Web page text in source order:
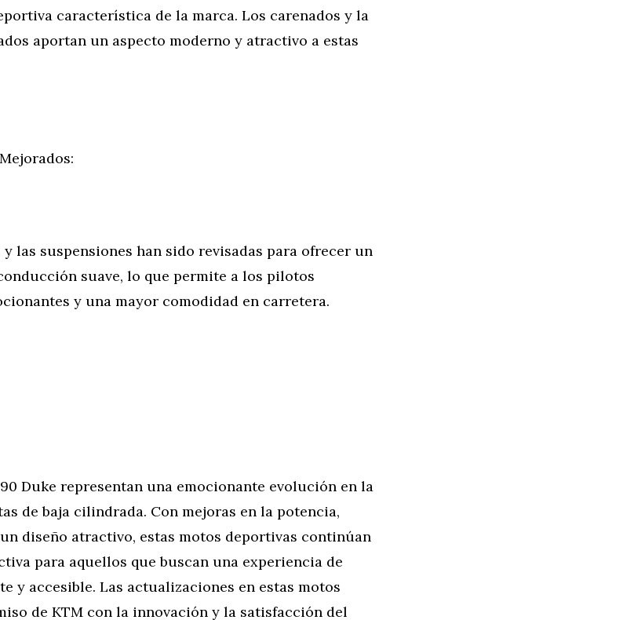
característica de la marca. Los carenados y la
aportan un aspecto moderno y atractivo a estas
las suspensiones han sido revisadas para ofrecer un
suave, lo que permite a los pilotos
y una mayor comodidad en carretera.
Duke representan una emocionante evolución en la
de baja cilindrada. Con mejoras en la potencia,
diseño atractivo, estas motos deportivas continúan
para aquellos que buscan una experiencia de
y accesible. Las actualizaciones en estas motos
de KTM con la innovación y la satisfacción del